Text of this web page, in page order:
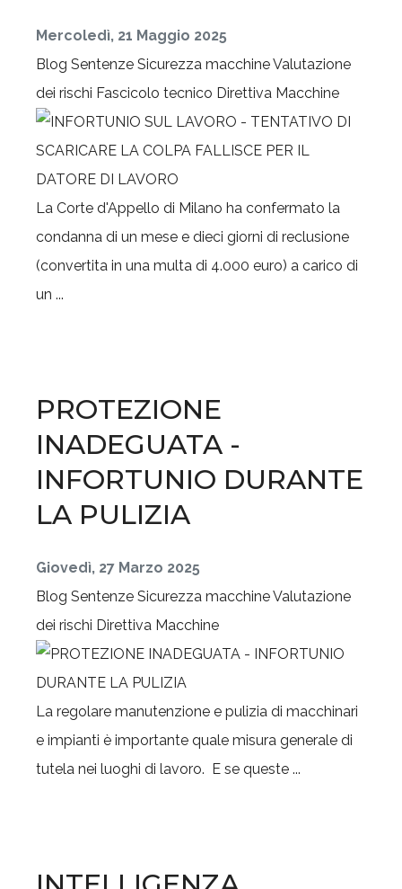
Mercoledì, 21 Maggio 2025
Blog Sentenze Sicurezza macchineValutazione
dei rischi Fascicolo tecnico Direttiva Macchine
La Corte d'Appello di Milano ha confermato la
condanna di un mese e dieci giorni di reclusione
(convertita in una multa di 4.000 euro) a carico di
un ...
PROTEZIONE
INADEGUATA -
INFORTUNIO DURANTE
LA PULIZIA
Giovedì, 27 Marzo 2025
Blog Sentenze Sicurezza macchineValutazione
dei rischi Direttiva Macchine
La regolare manutenzione e pulizia di macchinari
e impianti è importante quale misura generale di
tutela nei luoghi di lavoro. E se queste ...